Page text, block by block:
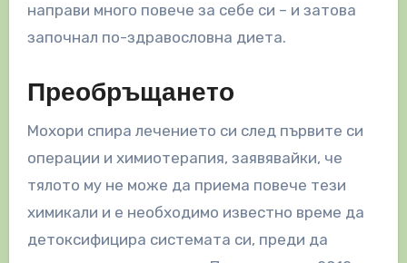
направи много повече за себе си – и затова
започнал по-здравословна диета.
Преобръщането
Мохори спира лечението си след първите си
операции и химиотерапия, заявявайки, че
тялото му не може да приема повече тези
химикали и е необходимо известно време да
детоксифицира системата си, преди да